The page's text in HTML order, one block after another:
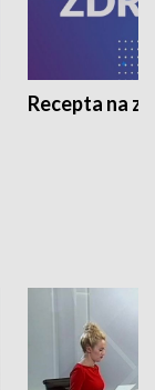
Recepta na